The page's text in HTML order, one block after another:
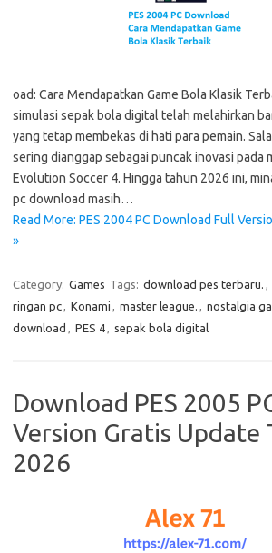
oad: Cara Mendapatkan Game Bola Klasik
simulasi sepak bola digital telah melahirkan
yang tetap membekas di hati para pemain.
sering dianggap sebagai puncak inovasi pada
Evolution Soccer 4. Hingga tahun 2026 ini,
pc download masih…
Read More: PES 2004 PC Download Full
»
Category: Games Tags: download pes terbaru. ,
ringan pc, Konami , master league. , nostalgia
download , PES 4, sepak bola digital
Download PES 2005
Version Gratis Update
2026